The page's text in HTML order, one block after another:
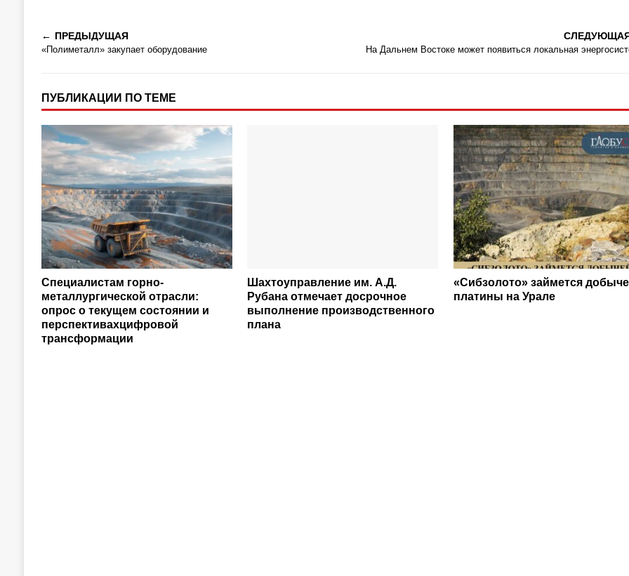
ПРЕДЫДУЩАЯ
«Полиметалл» закупает оборудование На Дальнем Востоке может появиться локальная
ПУБЛИКАЦИИ ПО ТЕМЕ
Специалистам горно-
металлургической отрасли:
опрос о текущем состоянии и
перспективахцифровой
трансформации
Шахтоуправление им. А.Д.
Рубана отмечает досрочное
выполнение производственного
плана
«Сибзолото» займется
платины на Урале